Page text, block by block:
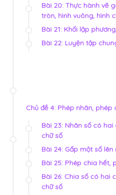
Bài 20: Thực hành vẽ
tròn, hình vuông, hình
Bài 21: Khối lập
Bài 22: Luyện tập
Chủ đề 4: Phép nhân,
Bài 23: Nhân số có
chữ số
Bài 24: Gấp một số lên
Bài 25: Phép chia hết,
Bài 26: Chia số có hai
chữ số